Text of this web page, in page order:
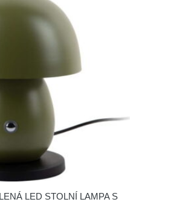
LED STOLNÍ LAMPA S